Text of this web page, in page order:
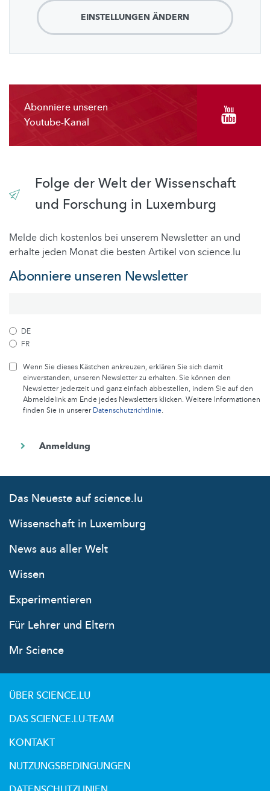
EINSTELLUNGEN ÄNDERN
Abonniere unseren
Youtube-Kanal
Folge der Welt der Wissenschaft
und Forschung in Luxemburg
Melde dich kostenlos bei unserem Newsletter an und
erhalte jeden Monat die besten Artikel von science.lu
Abonniere unseren Newsletter
DE
FR
Wenn Sie dieses Kästchen ankreuzen, erklären Sie sich damit
einverstanden, unseren Newsletter zu erhalten. Sie können den
Newsletter jederzeit und ganz einfach abbestellen, indem Sie auf den
Abmeldelink am Ende jedes Newsletters klicken. Weitere Informationen
finden Sie in unsererDatenschutzrichtlinie.
Das Neueste auf science.lu
Wissenschaft in Luxemburg
News aus aller Welt
Wissen
Experimentieren
Für Lehrer und Eltern
Mr Science
ÜBER SCIENCE.LU
DAS SCIENCE.LU-TEAM
KONTAKT
NUTZUNGSBEDINGUNGEN